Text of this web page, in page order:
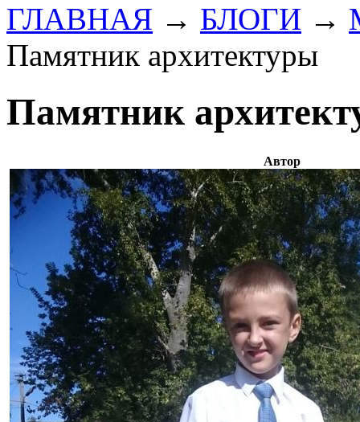
ГЛАВНАЯ → БЛОГИ →
Памятник архитектуры
Памятник
Автор